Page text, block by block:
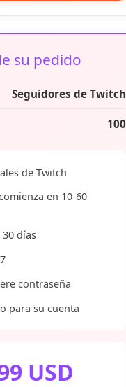
su pedido
Seguidores de Twitch
100
de Twitch
en 10-60
días
contraseña
para su cuenta
USD